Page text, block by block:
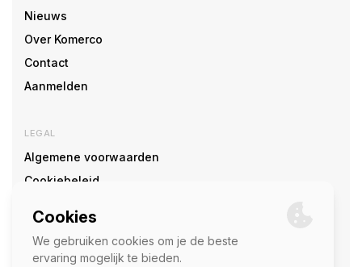
Nieuws
Over Komerco
Contact
Aanmelden
LEGAL
Algemene voorwaarden
Cookiebeleid
SOCIAL